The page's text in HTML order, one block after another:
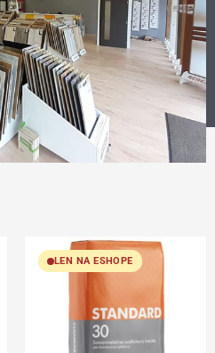
LEN NA ESHOPE